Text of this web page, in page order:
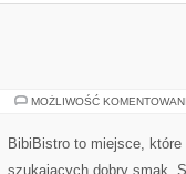
MOŻLIWOŚĆ
BibiBistro to miejsce,
szukających dobry smak.